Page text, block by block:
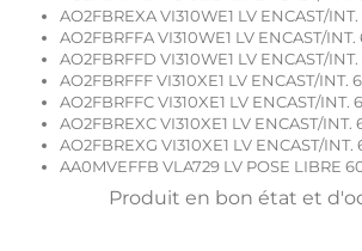
AO2FBREXA VI310WE1 LV ENCAST/
AO2FBRFFA VI310WE1 LV ENCAST/
AO2FBRFFD VI310WE1 LV ENCAST/
AO2FBRFFF VI310XE1 LV ENCAST/INT.
AO2FBRFFC VI310XE1 LV ENCAST/INT.
AO2FBREXC VI310XE1 LV ENCAST/INT.
AO2FBREXG VI310XE1 LV ENCAST/INT.
AA0MVEFFB VLA729 LV POSE LIBRE
Produit en bon état et